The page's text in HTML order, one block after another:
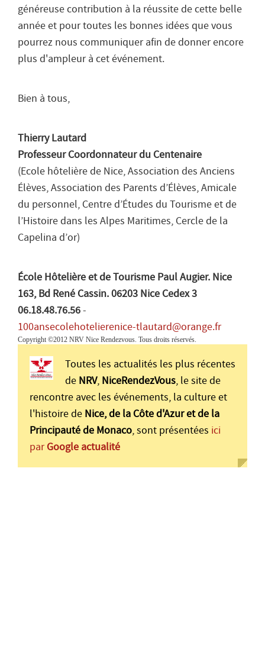
généreuse contribution à la réussite de cette belle
année et pour toutes les bonnes idées que vous
pourrez nous communiquer afin de donner encore
plus d'ampleur à cet événement.
Bien à tous,
Thierry Lautard
Professeur Coordonnateur du Centenaire
(Ecole hôtelière de Nice, Association des Anciens
Élèves, Association des Parents d’Élèves, Amicale
du personnel, Centre d’Études du Tourisme et de
l’Histoire dans les Alpes Maritimes, Cercle de la
Capelina d’or)
École Hôtelière et de Tourisme Paul Augier. Nice
163, Bd René Cassin. 06203 Nice Cedex 3
06.18.48.76.56 -
100ansecolehotelierenice-tlautard@orange.fr
Copyright ©2012 NRV Nice Rendezvous. Tous droits réservés.
Toutes les actualités les plus récentes
de NRV, NiceRendezVous, le site de
rencontre avec les événements, la culture et
l'histoire de Nice, de la Côte d'Azur et de la
Principauté de Monaco, sont présentées ici
par Google actualité